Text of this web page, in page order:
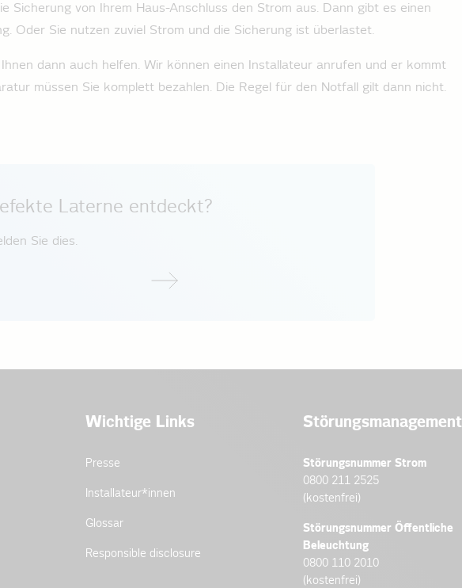
Sicherung von Ihrem Haus-Anschluss den Strom aus. Dann gibt es einen
Oder Sie nutzen zuviel Strom und die Sicherung ist überlastet.
dann auch helfen. Wir können einen Installateur­ anrufen und er kommt
müssen Sie komplett bezahlen. Die Regel für den Notfall gilt dann nicht.
Laterne entdeckt?
Sie dies.
Wichtige Links
Presse
Installateur­*innen
Glossar
Responsible disclosure
Störungsmanagement
Störungsnummer Strom
0800 211 2525
(kostenfrei)
Störungsnummer Öffentliche
Beleuchtung
0800 110 2010
(kostenfrei)